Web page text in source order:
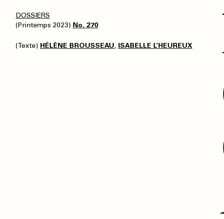
DOSSIERS
(Printemps 2023) No. 270
(Texte) HÉLÈNE BROUSSEAU, ISABELLE L’HEUREUX